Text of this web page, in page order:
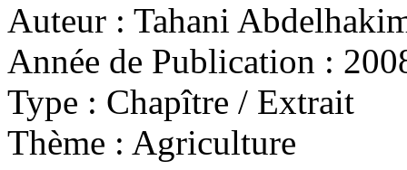
Auteur : Tahani
Année de Publication :
Type : Chapître / Extrait
Thème : Agriculture